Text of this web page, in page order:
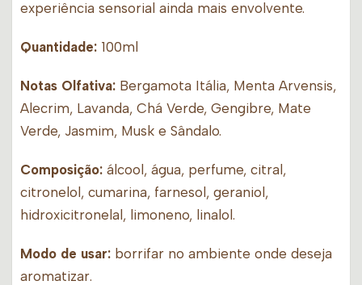
experiência sensorial ainda mais envolvente.
Quantidade: 100ml
Notas Olfativa: Bergamota Itália, Menta Arvensis,
Alecrim, Lavanda, Chá Verde, Gengibre, Mate
Verde, Jasmim, Musk e Sândalo.
Composição: álcool, água, perfume, citral,
citronelol, cumarina, farnesol, geraniol,
hidroxicitronelal, limoneno, linalol.
Modo de usar: borrifar no ambiente onde deseja
aromatizar.